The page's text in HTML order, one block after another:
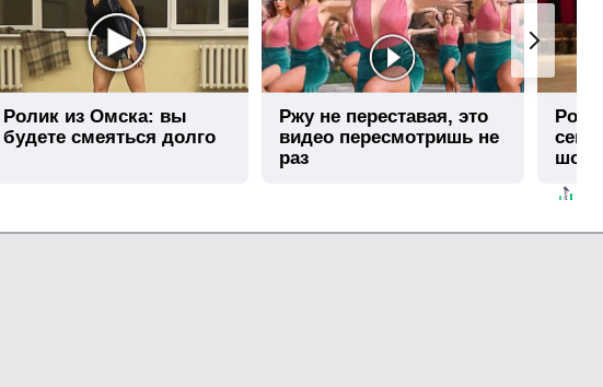
Ролик из Омска: вы
будете смеяться долго
Ржу не переставая, это
видео пересмотришь не
раз
шоке